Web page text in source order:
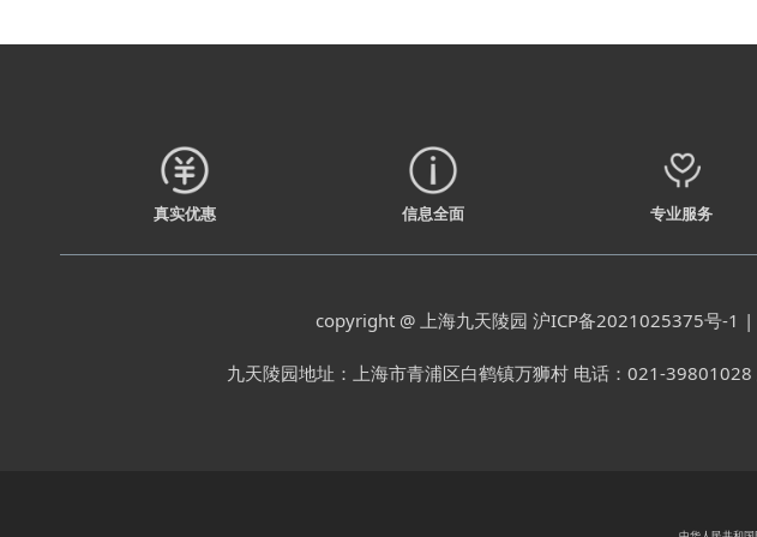
真实优惠 信息全面 专业服务
copyright @ 上海九天陵园 沪ICP备2021025375号-1 |
九天陵园地址：上海市青浦区白鹤镇万狮村 电话：021-